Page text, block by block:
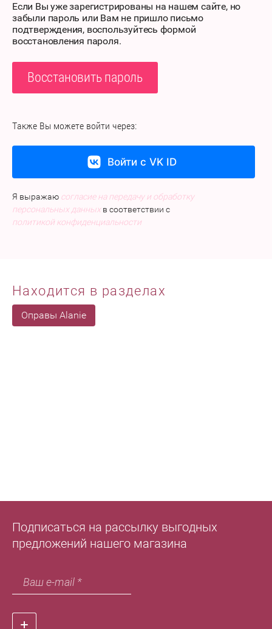
Если Вы уже зарегистрированы на нашем сайте, но
забыли пароль или Вам не пришло письмо
подтверждения, воспользуйтесь формой
восстановления пароля.
Восстановить пароль
Также Вы можете войти через:
Войти с VK ID
Я выражаю согласие на передачу и обработку
персональных данных в соответствии с
политикой конфиденциальности
Находится в разделах
Оправы Alanie
Подписаться на рассылку выгодных
предложений нашего магазина